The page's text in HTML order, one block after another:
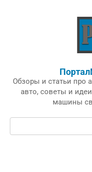
Обзоры и статьи про
авто, советы и
машины
Поиск: